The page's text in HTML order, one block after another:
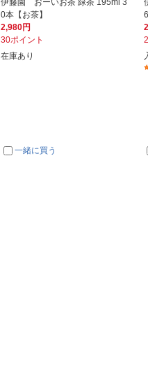
伊藤園 おーいお茶 緑茶 195ml 3
0本【お茶】
2,980円
30ポイント
在庫あり
一緒に買う